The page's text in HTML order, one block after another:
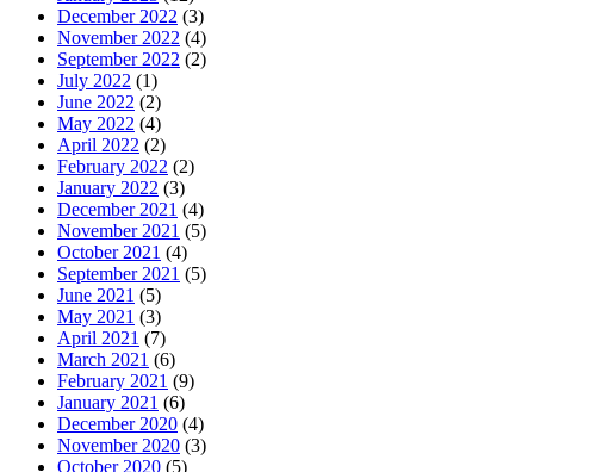
December 2022 (3)
November 2022 (4)
September 2022 (2)
July 2022 (1)
June 2022 (2)
May 2022 (4)
April 2022 (2)
February 2022 (2)
January 2022 (3)
December 2021 (4)
November 2021 (5)
October 2021 (4)
September 2021 (5)
June 2021 (5)
May 2021 (3)
April 2021 (7)
March 2021 (6)
February 2021 (9)
January 2021 (6)
December 2020 (4)
November 2020 (3)
October 2020 (5)